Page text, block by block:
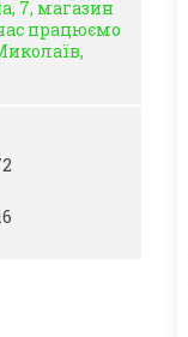
7, магазин
працюємо